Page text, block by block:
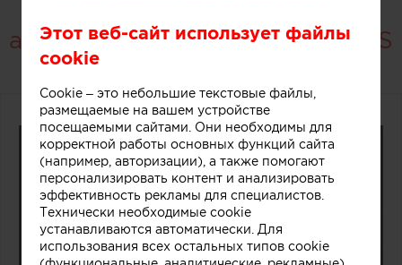
архитектуры EXTERIA AWARDS
Этот веб-сайт использует файлы
cookie
Cookie – это небольшие текстовые файлы,
размещаемые на вашем устройстве
посещаемыми сайтами. Они необходимы для
корректной работы основных функций сайта
(например, авторизации), а также помогают
персонализировать контент и анализировать
эффективность рекламы для специалистов.
Технически необходимые cookie
устанавливаются автоматически. Для
использования всех остальных типов cookie